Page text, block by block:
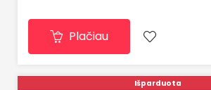
Plačiau
Išparduota